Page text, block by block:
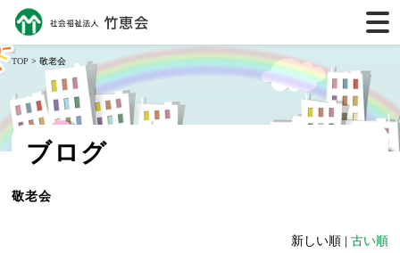
TOP > 敬老会
ブログ
敬老会
新しい順 | 古い順